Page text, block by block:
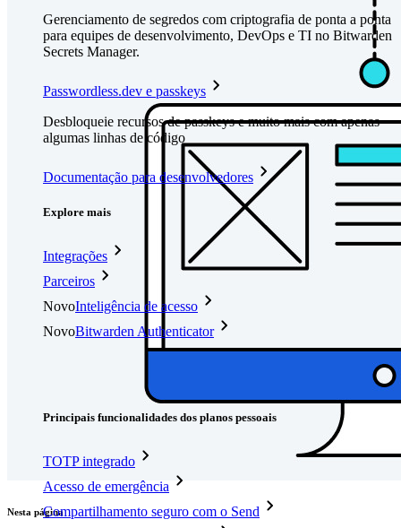
Gerenciamento de segredos com criptografia de ponta a ponta
para equipes de desenvolvimento, DevOps e TI no Bitwarden
Secrets Manager.
Passwordless.dev e passkeys
Desbloqueie recursos de passkeys e muito mais com apenas
algumas linhas de código
Documentação para desenvolvedores
Explore mais
Integrações
Parceiros
NovoInteligência de acesso
NovoBitwarden Authenticator
Principais funcionalidades dos planos pessoais
TOTP integrado
Acesso de emergência
Compartilhamento seguro com o Send
Nesta página